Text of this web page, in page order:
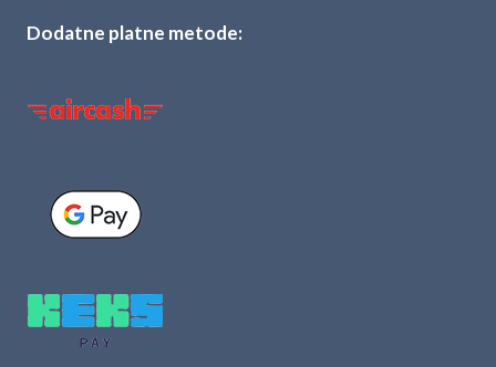
Dodatne platne metode: